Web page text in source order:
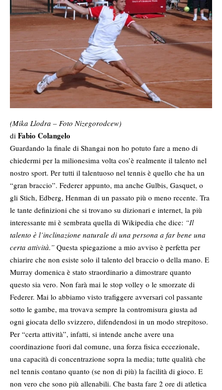
(Mika Llodra – Foto Nizegorodcew)
di Fabio Colangelo
Guardando la finale di Shangai non ho potuto fare a meno di
chiedermi per la milionesima volta cos’è realmente il talento nel
nostro sport. Per tutti il talentuoso nel tennis è quello che ha un
“gran braccio”. Federer appunto, ma anche Gulbis, Gasquet, o
gli Stich, Edberg, Henman di un passato più o meno recente. Tra
le tante definizioni che si trovano su dizionari e internet, la più
interessante mi è sembrata quella di Wikipedia che dice: “Il
talento è l’inclinazione naturale di una persona a far bene una
certa attività.” Questa spiegazione a mio avviso è perfetta per
chiarire che non esiste solo il talento del braccio o della mano. E
Murray domenica è stato straordinario a dimostrare quanto
questo sia vero. Non farà mai le stop volley o le smorzate di
Federer. Mai lo abbiamo visto trafiggere avversari col passante
sotto le gambe, ma trovava sempre la contromisura giusta ad
ogni giocata dello svizzero, difendendosi in un modo strepitoso.
Per “certa attività”, infatti, si intende anche avere una
coordinazione fuori dal comune, una forza fisica eccezionale,
una capacità di concentrazione sopra la media; tutte qualità che
nel tennis contano quanto (se non di più) la facilità di gioco. E
non vero che sono più allenabili. Che basta fare 2 ore di atletica